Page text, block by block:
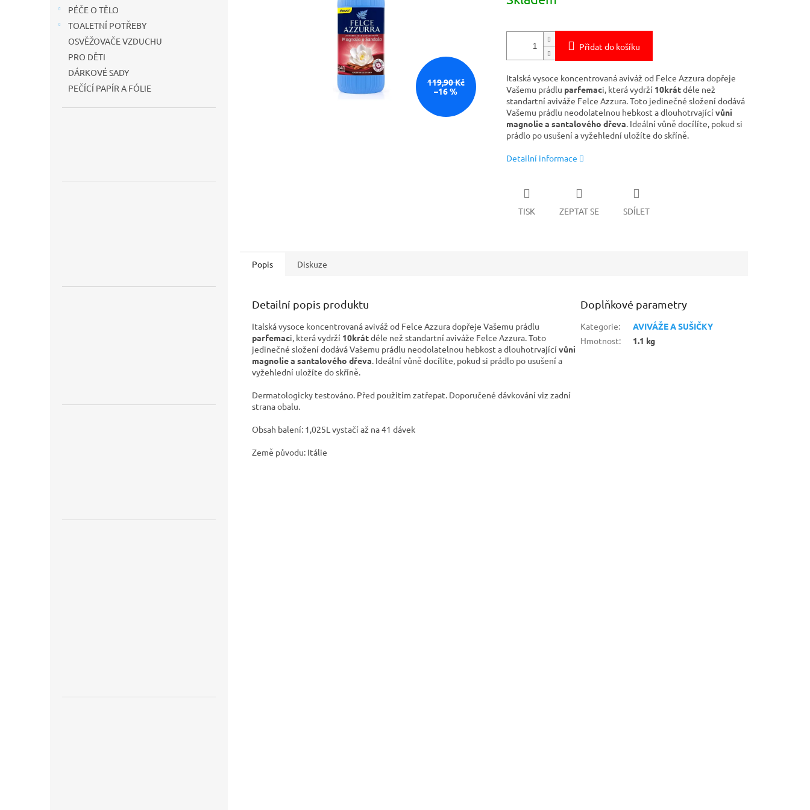
PÉČE O TĚLO
TOALETNÍ POTŘEBY
OSVĚŽOVAČE VZDUCHU
PRO DĚTI
DÁRKOVÉ SADY
PEČÍCÍ PAPÍR A FÓLIE
119,90 Kč
–16 %
Přidat do košíku
Italská vysoce koncentrovaná aviváž od Felce Azzura dopřeje
Vašemu prádlu parfemaci, která vydrží 10krátdéle než
standartní aviváže Felce Azzura. Toto jedinečné složení dodává
Vašemu prádlu neodolatelnou hebkost a dlouhotrvající vůni
magnolie a santalového dřeva. Ideální vůně docílíte, pokud si
prádlo po usušení a vyžehlední uložíte do skříně.
Detailní informace
TISK ZEPTAT SE SDÍLET
Popis Diskuze
Detailní popis produktu
Italská vysoce koncentrovaná aviváž od Felce Azzura dopřeje Vašemu prádlu
parfemaci, která vydrží 10krátdéle než standartní aviváže Felce Azzura. Toto
jedinečné složení dodává Vašemu prádlu neodolatelnou hebkost a dlouhotrvající vůni
magnolie a santalového dřeva. Ideální vůně docílíte, pokud si prádlo po usušení a
vyžehlední uložíte do skříně.
Dermatologicky testováno. Před použitím zatřepat. Doporučené dávkování viz zadní
strana obalu.
Obsah balení: 1,025L vystačí až na 41 dávek
Země původu: Itálie
Doplňkové parametry
Kategorie:
AVIVÁŽE A SUŠIČKY
Hmotnost: 1.1 kg